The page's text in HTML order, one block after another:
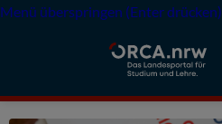
Menü überspringen (Enter drücken)